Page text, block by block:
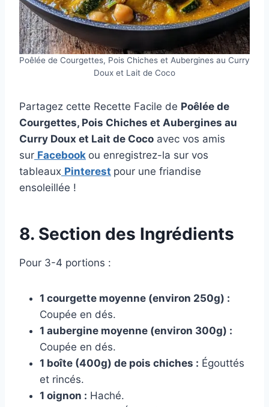
Poêlée de Courgettes, Pois Chiches et Aubergines au Curry
Doux et Lait de Coco
Partagez cette Recette Facile de Poêlée de
Courgettes, Pois Chiches et Aubergines au
Curry Doux et Lait de Coco avec vos amis
sur Facebook ou enregistrez-la sur vos
tableaux Pinterest pour une friandise
ensoleillée !
8. Section des Ingrédients
Pour 3-4 portions :
1 courgette moyenne (environ 250g) :
Coupée en dés.
1 aubergine moyenne (environ 300g) :
Coupée en dés.
1 boîte (400g) de pois chiches : Égouttés
et rincés.
1 oignon : Haché.